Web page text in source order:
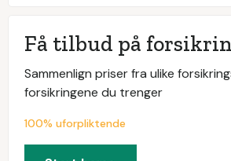
Få tilbud på
Sammenlign priser fra ulike
forsikringene du trenger
100% uforpliktende